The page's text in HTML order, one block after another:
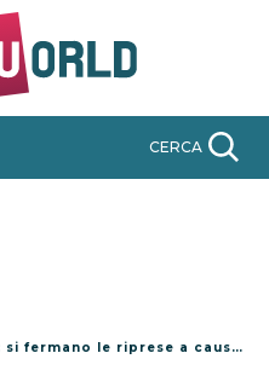
CERCA
le riprese a causa del Coronavirus, un attore positivo